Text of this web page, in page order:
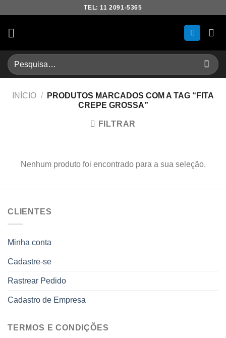
content
TEL: 11 2091-5365
Pesquisar
por:
INÍCIO /
PRODUTOS MARCADOS COM A TAG “FITA
CREPE GROSSA”
FILTRAR
Nenhum produto foi encontrado para a sua seleção.
CLIENTES
Minha conta
Cadastre-se
Rastrear Pedido
Cadastro de Empresa
TERMOS E CONDIÇÕES